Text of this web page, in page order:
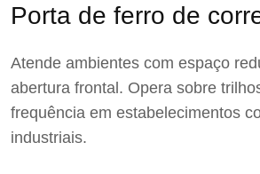
Porta de ferro de
Atende ambientes com espaço
abertura frontal. Opera sobre
frequência em estabelecimentos
industriais.